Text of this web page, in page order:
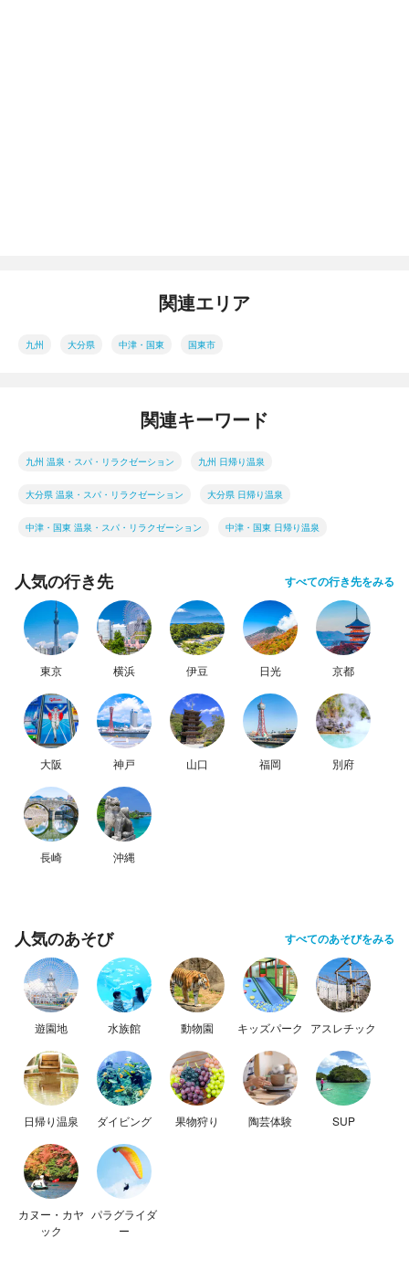
関連エリア
九州 大分県 中津・国東 国東市
関連キーワード
九州 温泉・スパ・リラクゼーション 九州 日帰り温泉
大分県 温泉・スパ・リラクゼーション 大分県 日帰り温泉
中津・国東 温泉・スパ・リラクゼーション 中津・国東 日帰り温泉
人気の行き先 すべての行き先をみる
東京 横浜 伊豆 日光 京都
大阪 神戸 山口 福岡 別府
長崎 沖縄
人気のあそび すべてのあそびをみる
遊園地 水族館 動物園 キッズパーク アスレチック
日帰り温泉 ダイビング 果物狩り 陶芸体験 SUP
カヌー・カヤ
ック
パラグライダ
ー